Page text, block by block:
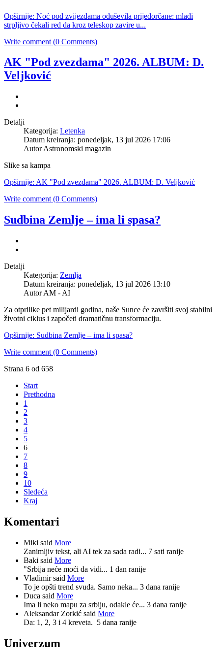
Opširnije: Noć pod zvijezdama oduševila prijedorčane: mladi
strpljivo čekali red da kroz teleskop zavire u...
Write comment (0 Comments)
AK "Pod zvezdama" 2026. ALBUM: D.
Veljković
Detalji
Kategorija: Letenka
Datum kreiranja: ponedeljak, 13 jul 2026 17:06
AutorAstronomski magazin
Slike sa kampa
Opširnije: AK "Pod zvezdama" 2026. ALBUM: D. Veljković
Write comment (0 Comments)
Sudbina Zemlje – ima li spasa?
Detalji
Kategorija: Zemlja
Datum kreiranja: ponedeljak, 13 jul 2026 13:10
AutorAM - AI
Za otprilike pet milijardi godina, naše Sunce će završiti svoj stabilni
životni ciklus i započeti dramatičnu transformaciju.
Opširnije: Sudbina Zemlje – ima li spasa?
Write comment (0 Comments)
Strana 6 od 658
Start
Prethodna
1
2
3
4
5
6
7
8
9
10
Sledeća
Kraj
Komentari
Miki said More
Zanimljiv tekst, ali AI tek za sada radi... 7 sati ranije
Baki said More
"Srbija neće moći da vidi... 1 dan ranije
Vladimir said More
To je opšti trend svuda. Samo neka... 3 dana ranije
Duca said More
Ima li neko mapu za srbiju, odakle će... 3 dana ranije
Aleksandar Zorkić said More
Da: 1, 2, 3 i 4 kreveta. 5 dana ranije
Univerzum